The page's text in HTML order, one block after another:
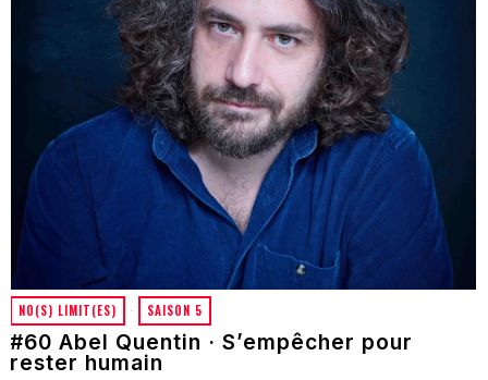
NO(S) LIMIT(ES) · SAISON 5
#60 Abel Quentin · S’empêcher pour
rester humain